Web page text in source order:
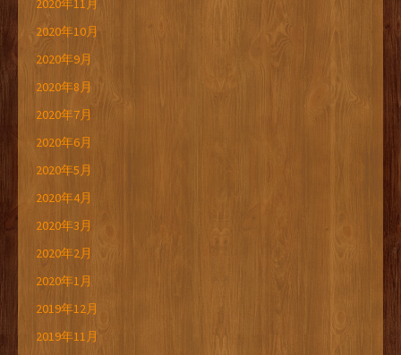
2020年11月
2020年10月
2020年9月
2020年8月
2020年7月
2020年6月
2020年5月
2020年4月
2020年3月
2020年2月
2020年1月
2019年12月
2019年11月